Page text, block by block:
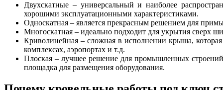
Двухскатные – универсальный и наиболее
хорошими эксплуатационными характеристиками.
Односкатная – является прекрасным решением для
Многоскатная – идеально подходит для укрытия сверх
Криволинейная – сложная в исполнении крыша,
комплексах, аэропортах и т.д.
Плоская – лучшее решение для промышленных
площадка для размещения оборудования.